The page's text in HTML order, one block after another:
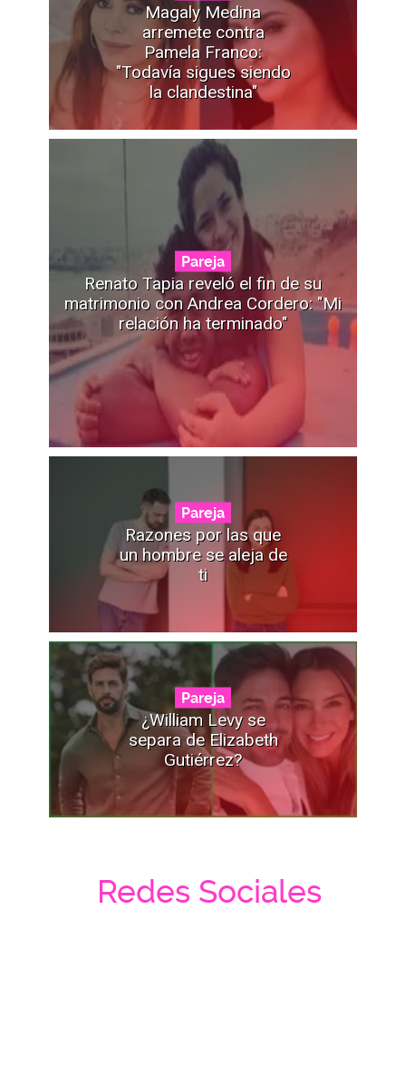
Magaly Medina
arremete contra
Pamela Franco:
"Todavía sigues siendo
la clandestina"
Pareja
Renato Tapia reveló el fin de su
matrimonio con Andrea Cordero: "Mi
relación ha terminado"
Pareja
Razones por las que
un hombre se aleja de
ti
Pareja
¿William Levy se
separa de Elizabeth
Gutiérrez?
Redes Sociales